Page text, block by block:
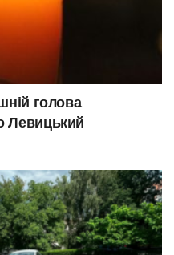
голова
Левицький